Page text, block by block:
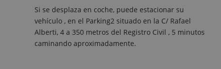
Si se desplaza en coche, puede estacionar su
vehículo , en el Parking2 situado en la C/ Rafael
Alberti, 4 a 350 metros del Registro Civil , 5 minutos
caminando aproximadamente.